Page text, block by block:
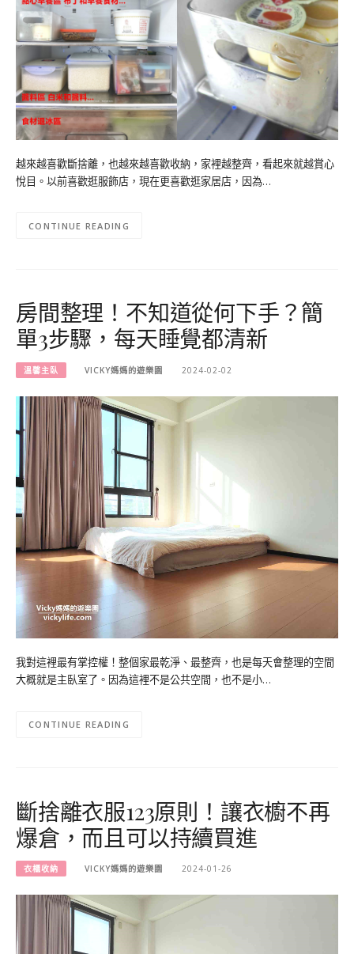
越來越喜歡斷捨離，也越來越喜歡收納，家裡越整齊，看起來就越賞心
悅目。以前喜歡逛服飾店，現在更喜歡逛家居店，因為…
CONTINUE READING
房間整理！不知道從何下手？簡
單3步驟，每天睡覺都清新
溫馨主臥 VICKY媽媽的遊樂園 2024-02-02
我對這裡最有掌控權！整個家最乾淨、最整齊，也是每天會整理的空間
大概就是主臥室了。因為這裡不是公共空間，也不是小…
CONTINUE READING
斷捨離衣服123原則！讓衣櫥不再
爆倉，而且可以持續買進
衣櫃收納 VICKY媽媽的遊樂園 2024-01-26